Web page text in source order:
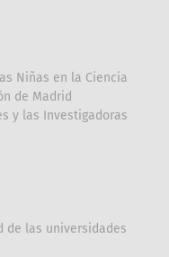
Niñas en la Ciencia
de Madrid
y las Investigadoras
de las universidades